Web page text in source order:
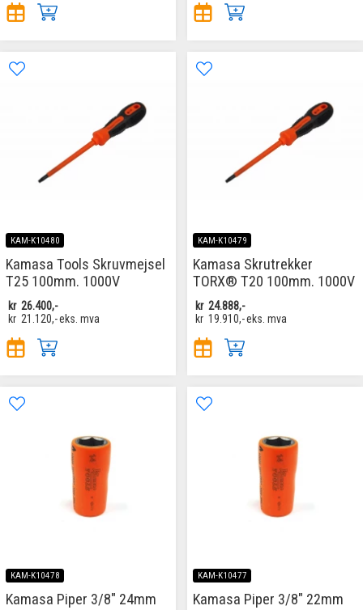
KAM-K10480
Kamasa Tools Skruvmejsel
T25 100mm. 1000V
kr 26.400,-
kr 21.120,-eks. mva
KAM-K10479
Kamasa Skrutrekker
TORX® T20 100mm. 1000V
kr 24.888,-
kr 19.910,-eks. mva
KAM-K10478
Kamasa Piper 3/8" 24mm
KAM-K10477
Kamasa Piper 3/8" 22mm